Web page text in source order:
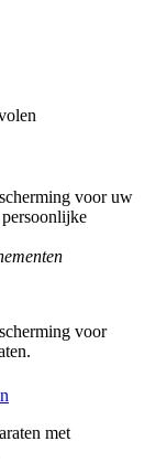
voor uw
voor
met